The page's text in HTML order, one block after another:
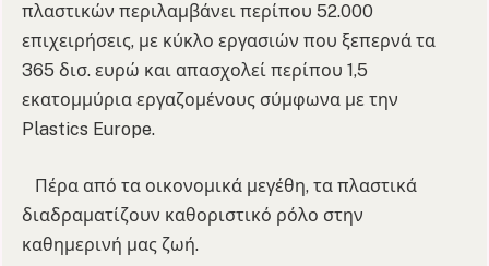
πλαστικών περιλαμβάνει περίπου 52.000
επιχειρήσεις, με κύκλο εργασιών που ξεπερνά τα
365 δισ. ευρώ και απασχολεί περίπου 1,5
εκατομμύρια εργαζομένους σύμφωνα με την
Plastics Europe.
Πέρα από τα οικονομικά μεγέθη, τα πλαστικά
διαδραματίζουν καθοριστικό ρόλο στην
καθημερινή μας ζωή.